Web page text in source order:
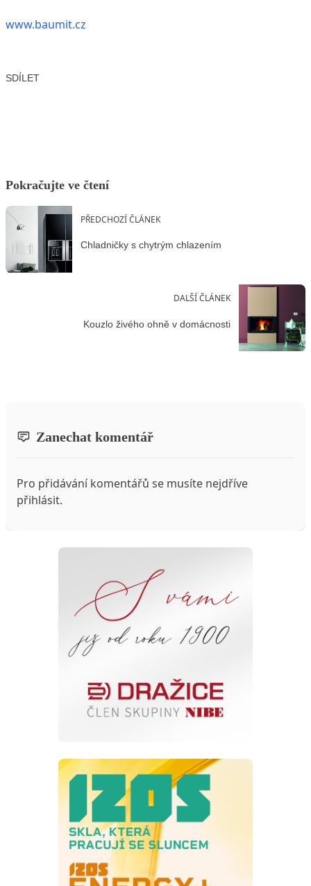
www.baumit.cz
SDÍLET
Pokračujte ve čtení
PŘEDCHOZÍ ČLÁNEK
Chladničky s chytrým chlazením
DALŠÍ ČLÁNEK
Kouzlo živého ohně v domácnosti
Zanechat komentář
Pro přidávání komentářů se musíte nejdříve
přihlásit.